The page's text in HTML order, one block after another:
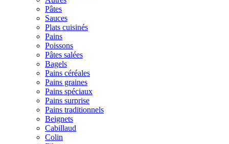
Pâtes
Sauces
Plats cuisinés
Pains
Poissons
Pâtes salées
Bagels
Pains céréales
Pains graines
Pains spéciaux
Pains surprise
Pains traditionnels
Beignets
Cabillaud
Colin